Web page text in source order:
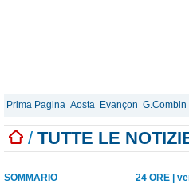
Prima Pagina Aosta Evançon G.Combin
/ TUTTE LE
SOMMARIO 24 ORE